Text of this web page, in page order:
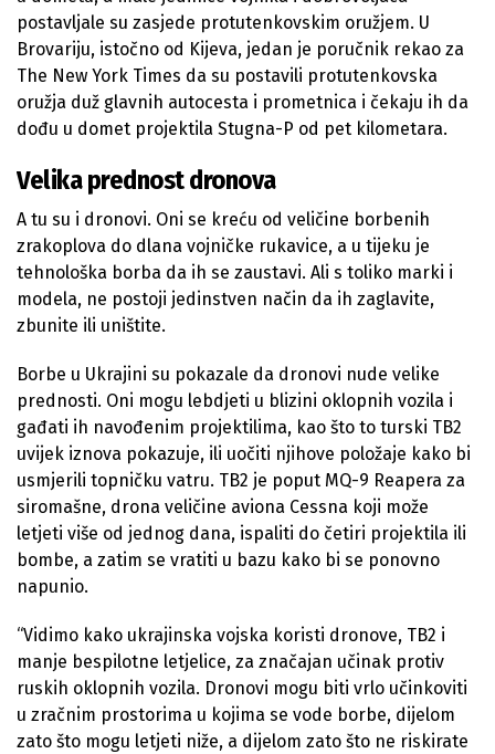
postavljale su zasjede protutenkovskim oružjem. U
Brovariju, istočno od Kijeva, jedan je poručnik rekao za
The New York Times da su postavili protutenkovska
oružja duž glavnih autocesta i prometnica i čekaju ih da
dođu u domet projektila Stugna-P od pet kilometara.
Velika prednost dronova
A tu su i dronovi. Oni se kreću od veličine borbenih
zrakoplova do dlana vojničke rukavice, a u tijeku je
tehnološka borba da ih se zaustavi. Ali s toliko marki i
modela, ne postoji jedinstven način da ih zaglavite,
zbunite ili uništite.
Borbe u Ukrajini su pokazale da dronovi nude velike
prednosti. Oni mogu lebdjeti u blizini oklopnih vozila i
gađati ih navođenim projektilima, kao što to turski TB2
uvijek iznova pokazuje, ili uočiti njihove položaje kako bi
usmjerili topničku vatru. TB2 je poput MQ-9 Reapera za
siromašne, drona veličine aviona Cessna koji može
letjeti više od jednog dana, ispaliti do četiri projektila ili
bombe, a zatim se vratiti u bazu kako bi se ponovno
napunio.
“Vidimo kako ukrajinska vojska koristi dronove, TB2 i
manje bespilotne letjelice, za značajan učinak protiv
ruskih oklopnih vozila. Dronovi mogu biti vrlo učinkoviti
u zračnim prostorima u kojima se vode borbe, dijelom
zato što mogu letjeti niže, a dijelom zato što ne riskirate